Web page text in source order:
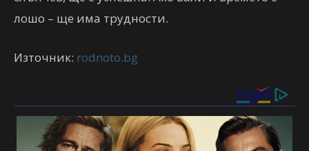
лошо – ще има трудности.
Източник: rodnoto.bg